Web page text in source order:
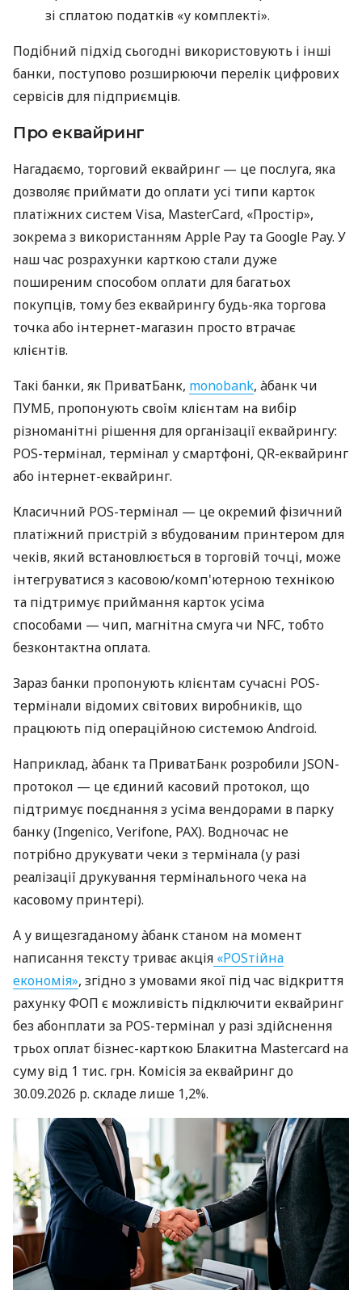
зі сплатою податків «у комплекті».
Подібний підхід сьогодні використовують і інші
банки, поступово розширюючи перелік цифрових
сервісів для підприємців.
Про еквайринг
Нагадаємо, торговий еквайринг — це послуга, яка
дозволяє приймати до оплати усі типи карток
платіжних систем Visa, MasterCard, «Простір»,
зокрема з використанням Apple Pay та Google Pay. У
наш час розрахунки карткою стали дуже
поширеним способом оплати для багатьох
покупців, тому без еквайрингу будь-яка торгова
точка або інтернет-магазин просто втрачає
клієнтів.
Такі банки, як ПриватБанк, monobank, àбанк чи
ПУМБ, пропонують своїм клієнтам на вибір
різноманітні рішення для організації еквайрингу:
POS-термінал, термінал у смартфоні, QR-еквайринг
або інтернет-еквайринг.
Класичний POS-термінал — це окремий фізичний
платіжний пристрій з вбудованим принтером для
чеків, який встановлюється в торговій точці, може
інтегруватися з касовою/комп'ютерною технікою
та підтримує приймання карток усіма
способами — чип, магнітна смуга чи NFC, тобто
безконтактна оплата.
Зараз банки пропонують клієнтам сучасні POS-
термінали відомих світових виробників, що
працюють під операційною системою Android.
Наприклад, àбанк та ПриватБанк розробили JSON-
протокол — це єдиний касовий протокол, що
підтримує поєднання з усіма вендорами в парку
банку (Ingenico, Verifone, PAX). Водночас не
потрібно друкувати чеки з термінала (у разі
реалізації друкування термінального чека на
касовому принтері).
А у вищезгаданому àбанк станом на момент
написання тексту триває акція «POSтійна
економія», згідно з умовами якої під час відкриття
рахунку ФОП є можливість підключити еквайринг
без абонплати за POS-термінал у разі здійснення
трьох оплат бізнес-карткою Блакитна Mastercard на
суму від 1 тис. грн. Комісія за еквайринг до
30.09.2026 р. складе лише 1,2%.